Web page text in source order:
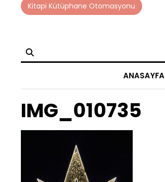
Kitapi Kütüphane Otomasyonu
ANASAYFA
IMG_010735